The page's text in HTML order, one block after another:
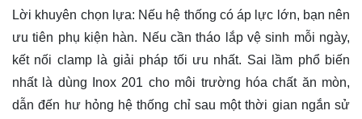
Lời khuyên chọn lựa: Nếu hệ thống có áp lực lớn, bạn nên
ưu tiên phụ kiện hàn. Nếu cần tháo lắp vệ sinh mỗi ngày,
kết nối clamp là giải pháp tối ưu nhất. Sai lầm phổ biến
nhất là dùng Inox 201 cho môi trường hóa chất ăn mòn,
dẫn đến hư hỏng hệ thống chỉ sau một thời gian ngắn sử